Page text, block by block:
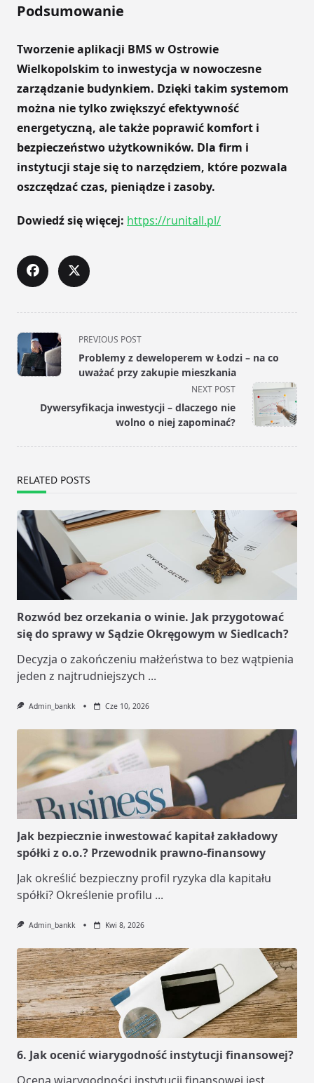
Podsumowanie
Tworzenie aplikacji BMS w Ostrowie
Wielkopolskim to inwestycja w nowoczesne
zarządzanie budynkiem. Dzięki takim systemom
można nie tylko zwiększyć efektywność
energetyczną, ale także poprawić komfort i
bezpieczeństwo użytkowników. Dla firm i
instytucji staje się to narzędziem, które pozwala
oszczędzać czas, pieniądze i zasoby.
Dowiedź się więcej: https://runitall.pl/
<span
class="nav-
subtitle
reader-
text">Page</span>
PREVIOUS POST
Problemy z deweloperem w Łodzi – na co
uważać przy zakupie mieszkania
NEXT POST
Dywersyfikacja inwestycji – dlaczego nie
wolno o niej zapominać?
RELATED POSTS
Rozwód bez orzekania o winie. Jak przygotować
się do sprawy w Sądzie Okręgowym w Siedlcach?
Decyzja o zakończeniu małżeństwa to bez wątpienia
jeden z najtrudniejszych ...
Admin_bankk Cze 10, 2026
Jak bezpiecznie inwestować kapitał zakładowy
spółki z o.o.? Przewodnik prawno-finansowy
Jak określić bezpieczny profil ryzyka dla kapitału
spółki? Określenie profilu ...
Admin_bankk Kwi 8, 2026
6. Jak ocenić wiarygodność instytucji finansowej?